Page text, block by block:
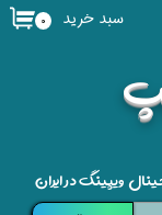
۰ سبد خرید
ویپینگ در ایران